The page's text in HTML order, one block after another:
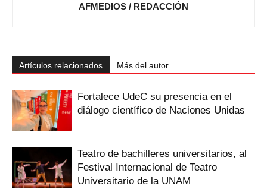
AFMEDIOS / REDACCIÓN
Artículos relacionados Más del autor
Fortalece UdeC su presencia en el
diálogo científico de Naciones Unidas
Teatro de bachilleres universitarios, al
Festival Internacional de Teatro
Universitario de la UNAM